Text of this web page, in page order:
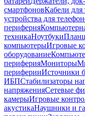
смартфоновКабели для
устройства для
периферия
техникаНоутбуки
компьютерыИгровые
оборудование
периферияМониторы
периферииИсточники
ИБПСтабилизаторы
напряженияСетевые
камерыИгровые
акустикаНаушники и